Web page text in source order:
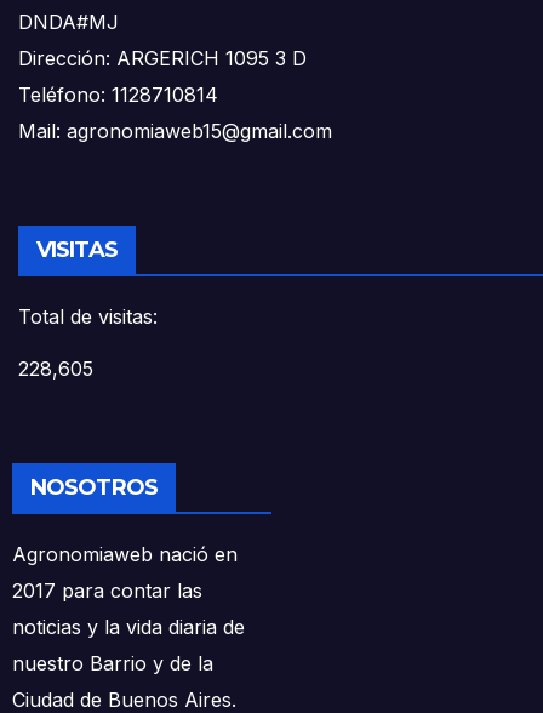
DNDA#MJ
Dirección: ARGERICH 1095 3 D
Teléfono: 1128710814
Mail: agronomiaweb15@gmail.com
VISITAS
Total de visitas:
228,605
NOSOTROS
Agronomiaweb nació en
2017 para contar las
noticias y la vida diaria de
nuestro Barrio y de la
Ciudad de Buenos Aires.